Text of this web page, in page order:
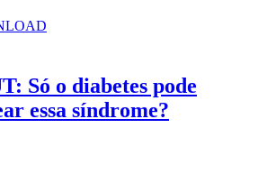
Só o diabetes pode
essa síndrome?